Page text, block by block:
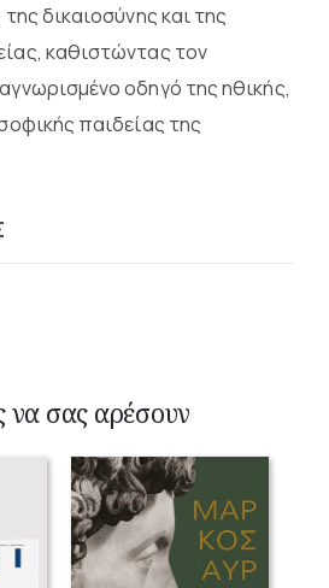
δικαιοσύνης και της
καθιστώντας τον
οδηγό της ηθικής,
παιδείας της
να σας αρέσουν